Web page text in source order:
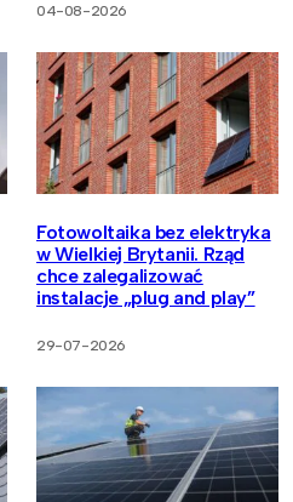
04-08-2026
Fotowoltaika bez elektryka
w Wielkiej Brytanii. Rząd
chce zalegalizować
instalacje „plug and play”
29-07-2026